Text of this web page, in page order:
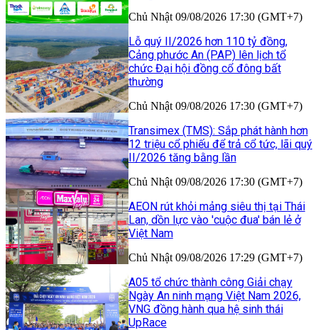
Chủ Nhật 09/08/2026 17:30 (GMT+7)
Lỗ quý II/2026 hơn 110 tỷ đồng,
Cảng phước An (PAP) lên lịch tổ
chức Đại hội đồng cổ đông bất
thường
Chủ Nhật 09/08/2026 17:30 (GMT+7)
Transimex (TMS): Sắp phát hành hơn
12 triệu cổ phiếu để trả cổ tức, lãi quý
II/2026 tăng bằng lần
Chủ Nhật 09/08/2026 17:30 (GMT+7)
AEON rút khỏi mảng siêu thị tại Thái
Lan, dồn lực vào 'cuộc đua' bán lẻ ở
Việt Nam
Chủ Nhật 09/08/2026 17:29 (GMT+7)
A05 tổ chức thành công Giải chạy
Ngày An ninh mạng Việt Nam 2026,
VNG đồng hành qua hệ sinh thái
UpRace